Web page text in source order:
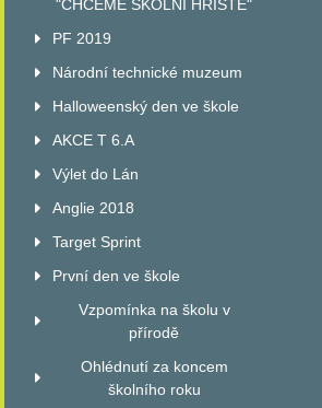
"CHCEME ŠKOLNÍ HŘIŠTĚ"
PF 2019
Národní technické muzeum
Halloweenský den ve škole
AKCE T 6.A
Výlet do Lán
Anglie 2018
Target Sprint
První den ve škole
Vzpomínka na školu v
přírodě
Ohlédnutí za koncem
školního roku